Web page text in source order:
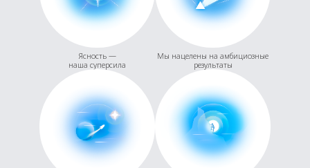
Ясность —
наша суперсила
Мы нацелены на амбициозные
результаты